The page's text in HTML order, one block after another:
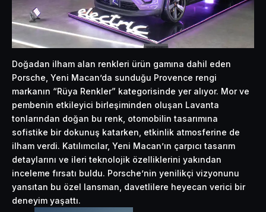
Doğadan ilham alan renkleri ürün gamına dahil eden
Porsche, Yeni Macan’da sunduğu Provence rengi
markanın “Rüya Renkler” kategorisinde yer alıyor. Mor ve
pembenin etkileyici birleşiminden oluşan Lavanta
tonlarından doğan bu renk, otomobilin tasarımına
sofistike bir dokunuş katarken, etkinlik atmosferine de
ilham verdi. Katılımcılar, Yeni Macan’ın çarpıcı tasarım
detaylarını ve ileri teknolojik özelliklerini yakından
inceleme fırsatı buldu. Porsche’nin yenilikçi vizyonunu
yansıtan bu özel lansman, davetlilere heyecan verici bir
deneyim yaşattı.